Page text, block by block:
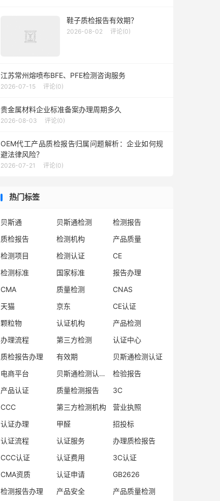
鞋子质检报告有效期？
2026-08-02 评论(0)
江苏常州熔喷布BFE、PFE检测咨询服务
2026-07-15 评论(0)
贵金属材料企业标准备案办理周期多久
2026-08-03 评论(0)
OEM代工产品质检报告归属问题解析：企业如何规
避法律风险？
2026-07-21 评论(0)
热门标签
贝斯通 贝斯通检测
检测报告
质检报告
检测机构
产品质量
检测项目
检测认证
CE
检测标准
国家标准
报告办理
CMA
质量检测
CNAS
天猫
京东
CE认证
颗粒物
认证机构
产品检测
办理流程
第三方检测
认证中心
质检报告办理
有效期
贝斯通检测认证
电商平台
贝斯通检测认证中心
检验报告
产品认证
质量检测报告
3C
CCC
第三方检测机构
营业执照
认证办理
甲醛
招投标
认证流程
认证服务
办理质检报告
CCC认证
认证费用
3C认证
CMA资质
认证申请
GB2626
检测报告办理
产品安全
产品质量检测